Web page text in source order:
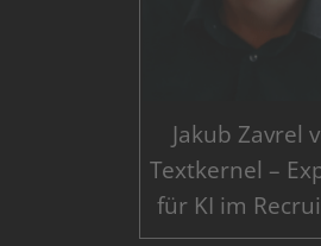
Jakub Zavrel
Textkernel –
für KI im